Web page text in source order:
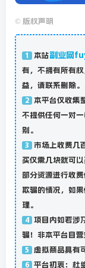
© 版权声明
1 本站副业网
有，不拥有所有
益，请联系删除。
2 本平台仅收集
不提供任何一对
别。
3 市场上收费几
买仅需几块就可
部分资源进行收
欺骗的情况，如
理。
4 项目内如若涉
骗！非本平台自营
5 虚拟商品具有
6 平台初衷：杜